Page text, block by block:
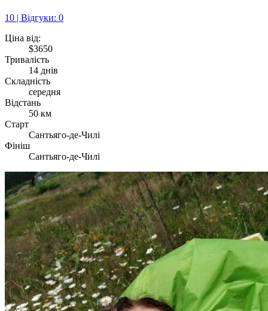
10 | Відгуки: 0
Ціна від:
$3650
Тривалість
14 днів
Складність
середня
Відстань
50 км
Старт
Сантьяго-де-Чилі
Фініш
Сантьяго-де-Чилі